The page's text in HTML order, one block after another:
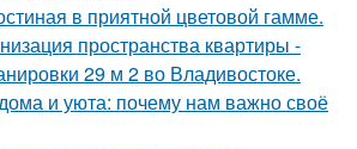
в приятной цветовой гамме.
пространства квартиры -
29 м 2 во Владивостоке.
и уюта: почему нам важно своё